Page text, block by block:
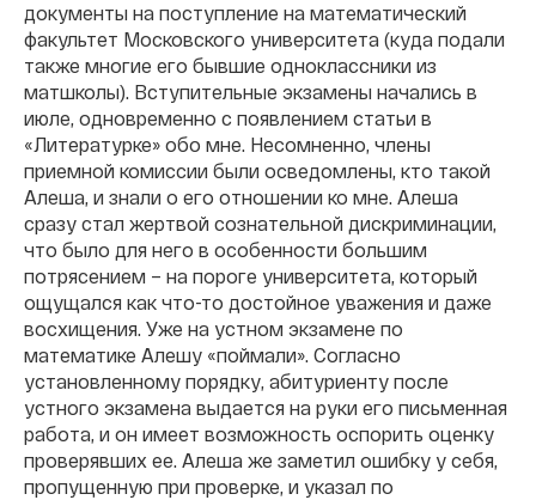
документы на поступление на математический
факультет Московского университета (куда подали
также многие его бывшие одноклассники из
матшколы). Вступительные экзамены начались в
июле, одновременно с появлением статьи в
«Литературке» обо мне. Несомненно, члены
приемной комиссии были осведомлены, кто такой
Алеша, и знали о его отношении ко мне. Алеша
сразу стал жертвой сознательной дискриминации,
что было для него в особенности большим
потрясением – на пороге университета, который
ощущался как что-то достойное уважения и даже
восхищения. Уже на устном экзамене по
математике Алешу «поймали». Согласно
установленному порядку, абитуриенту после
устного экзамена выдается на руки его письменная
работа, и он имеет возможность оспорить оценку
проверявших ее. Алеша же заметил ошибку у себя,
пропущенную при проверке, и указал по